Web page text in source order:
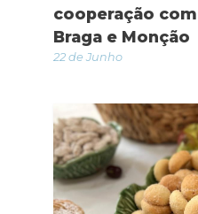
cooperação
Braga e Monção
22 de Junho